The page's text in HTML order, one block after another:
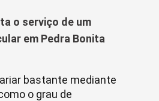
o serviço de um
em Pedra Bonita
bastante mediante
o grau de